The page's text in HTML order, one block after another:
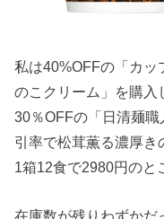
私は40%OFFの「カッ
のこクリーム」を購入
30％OFFの「日清麺
引率で松茸薫る濃厚き
1箱12食で2980円のと
在庫数が残りわずかだ